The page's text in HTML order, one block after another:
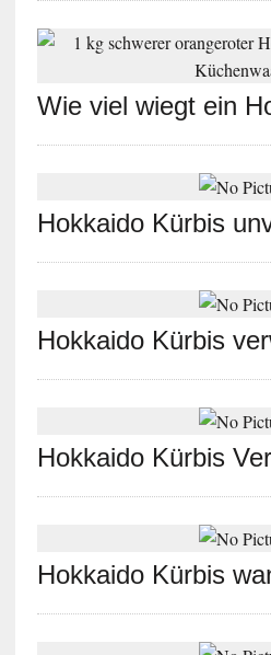
Wie viel wiegt ein
Hokkaido Kürbis
Hokkaido Kürbis
Hokkaido Kürbis
Hokkaido Kürbis